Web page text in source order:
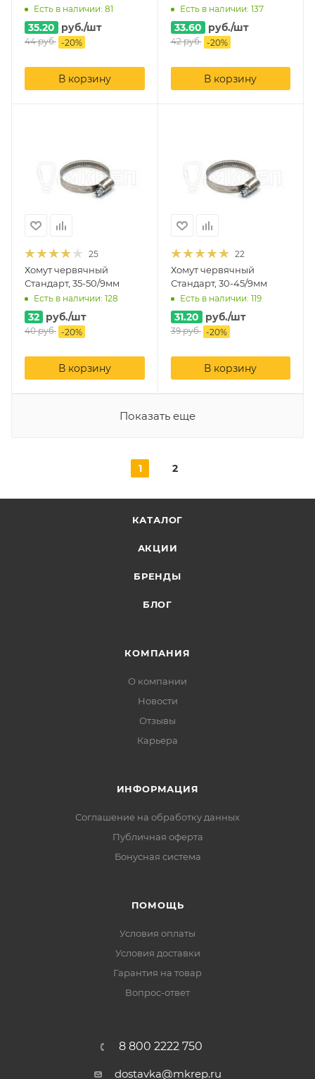
Есть в наличии: 81
35.20 руб./шт
44руб. -20%
В корзину
Есть в наличии: 137
33.60 руб./шт
42руб. -20%
В корзину
25
Хомут червячный
Стандарт, 35-50/9мм
Есть в наличии: 128
32 руб./шт
40руб. -20%
В корзину
22
Хомут червячный
Стандарт, 30-45/9мм
Есть в наличии: 119
31.20 руб./шт
39руб. -20%
В корзину
Показать еще
1 2
КАТАЛОГ
АКЦИИ
БРЕНДЫ
БЛОГ
КОМПАНИЯ
О компании
Новости
Отзывы
Карьера
ИНФОРМАЦИЯ
Соглашение на обработку данных
Публичная оферта
Бонусная система
ПОМОЩЬ
Условия оплаты
Условия доставки
Гарантия на товар
Вопрос-ответ
8 800 2222 750
dostavka@mkrep.ru